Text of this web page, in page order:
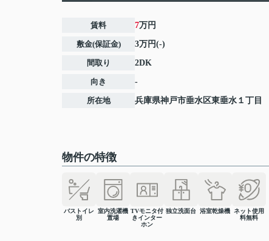
賃料 7万円
敷金(保証金) 3万円(-)
間取り 2DK
向き -
所在地 兵庫県神戸市垂水区東垂水 １丁目
物件の特徴
バストイレ
別
室内洗濯機
置場
TVモニタ付
きインター
ホン
独立洗面台 浴室乾燥機 ネット使用
料無料